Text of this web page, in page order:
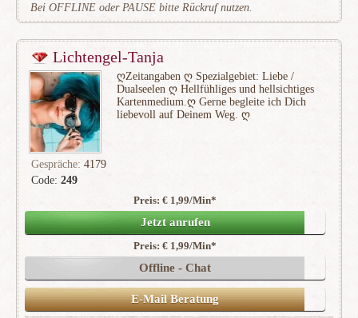
Bei OFFLINE oder PAUSE bitte Rückruf nutzen.
Lichtengel-Tanja
Code: 249
ღZeitangaben ღ Spezialgebiet: Liebe /
Dualseelen ღ Hellfühliges und hellsichtiges
Kartenmedium.ღ Gerne begleite ich Dich
liebevoll auf Deinem Weg. ღ
Gespräche: 4179
(175)
Preis: € 1,99/Min*
Jetzt anrufen
Preis: € 1,99/Min*
Offline - Chat
E-Mail Beratung